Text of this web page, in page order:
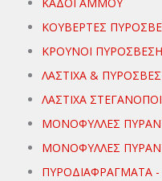
ΚΟΥΒΕΡΤΕΣ
ΚΡΟΥΝΟΙ
ΛΑΣΤΙΧΑ &
ΛΑΣΤΙΧΑ
ΜΟΝΟΦΥΛΛΕΣ
ΜΟΝΟΦΥΛΛΕΣ
ΠΥΡΟΔΙΑΦΡΑΓΜΑΤΑ -